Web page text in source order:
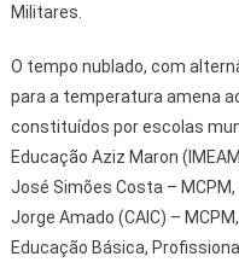
Militares.
O tempo nublado, com
para a temperatura amena
constituídos por escolas
Educação Aziz Maron
José Simões Costa –
Jorge Amado (CAIC) –
Educação Básica,